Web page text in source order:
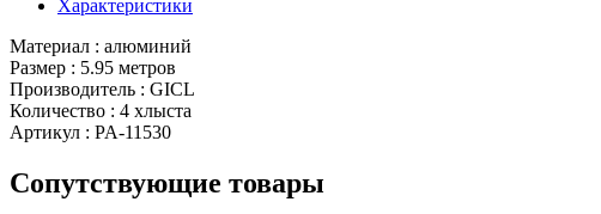
Характеристики
Материал : алюминий
Размер : 5.95 метров
Производитель : GICL
Количество : 4 хлыста
Артикул : PA-11530
Сопутствующие товары